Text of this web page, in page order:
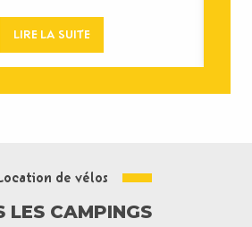
LIRE LA SUITE
de vélos
LES CAMPINGS